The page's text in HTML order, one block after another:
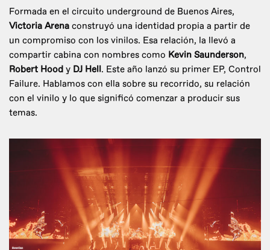
Formada en el circuito underground de Buenos Aires,
Victoria Arena construyó una identidad propia a partir de
un compromiso con los vinilos. Esa relación, la llevó a
compartir cabina con nombres como Kevin Saunderson,
Robert Hood y DJ Hell. Este año lanzó su primer EP, Control
Failure. Hablamos con ella sobre su recorrido, su relación
con el vinilo y lo que significó comenzar a producir sus
temas.